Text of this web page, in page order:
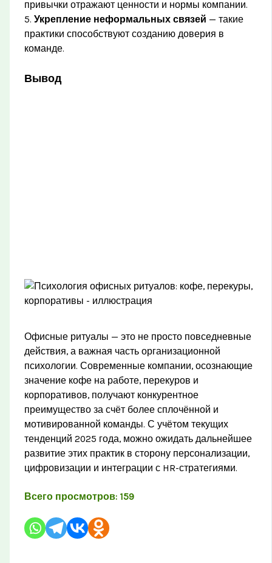
привычки отражают ценности и нормы компании.
5.Укрепление неформальных связей — такие
практики способствуют созданию доверия в
команде.
Вывод
Офисные ритуалы — это не просто повседневные
действия, а важная часть организационной
психологии. Современные компании, осознающие
значение кофе на работе, перекуров и
корпоративов, получают конкурентное
преимущество за счёт более сплочённой и
мотивированной команды. С учётом текущих
тенденций 2025 года, можно ожидать дальнейшее
развитие этих практик в сторону персонализации,
цифровизации и интеграции с HR-стратегиями.
Всего просмотров: 159